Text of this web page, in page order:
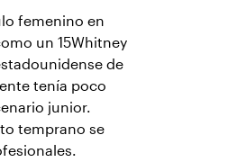
femenino en
un 15Whitney
de
tenía poco
junior.
temprano se